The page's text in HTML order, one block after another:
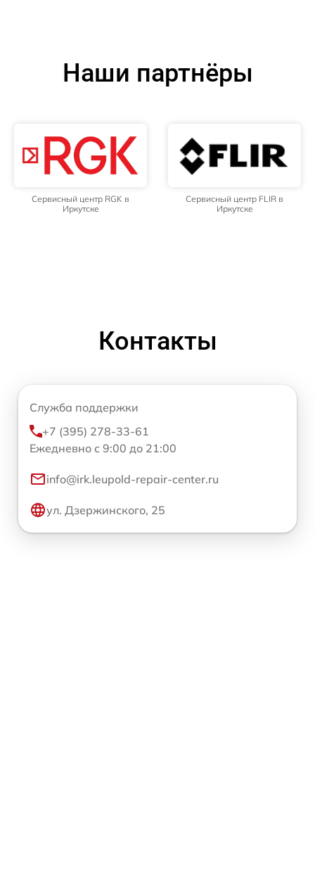
Наши партнёры
Сервисный центр RGK в
Иркутске
Сервисный центр FLIR в
Иркутске
Контакты
Служба поддержки
+7 (395) 278-33-61
Ежедневно с 9:00 до 21:00
info@irk.leupold-repair-center.ru
ул. Дзержинского, 25